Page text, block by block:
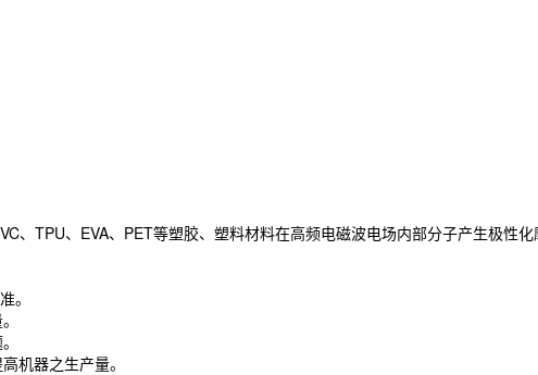
、TPU、EVA、PET等塑胶、塑料材料在高频电磁波电场内部分子产生极性
。
机器之生产量。